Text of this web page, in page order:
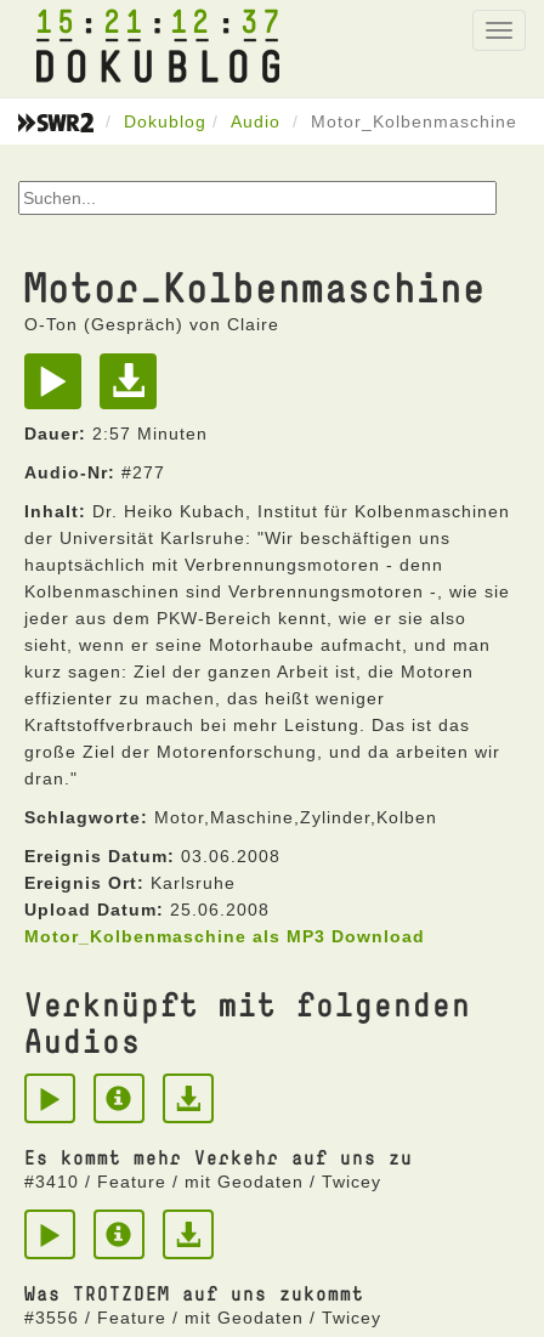
15 21 12 37
Dokublog Audio Motor_Kolbenmaschine
Motor_Kolbenmaschine
O-Ton (Gespräch) von Claire
Dauer: 2:57 Minuten
Audio-Nr: #277
Inhalt: Dr. Heiko Kubach, Institut für Kolbenmaschinen
der Universität Karlsruhe: "Wir beschäftigen uns
hauptsächlich mit Verbrennungsmotoren - denn
Kolbenmaschinen sind Verbrennungsmotoren -, wie sie
jeder aus dem PKW-Bereich kennt, wie er sie also
sieht, wenn er seine Motorhaube aufmacht, und man
kurz sagen: Ziel der ganzen Arbeit ist, die Motoren
effizienter zu machen, das heißt weniger
Kraftstoffverbrauch bei mehr Leistung. Das ist das
große Ziel der Motorenforschung, und da arbeiten wir
dran."
Schlagworte: Motor,Maschine,Zylinder,Kolben
Ereignis Datum: 03.06.2008
Ereignis Ort: Karlsruhe
Upload Datum: 25.06.2008
Motor_Kolbenmaschine als MP3 Download
Verknüpft mit folgenden
Audios
Es kommt mehr Verkehr auf uns zu
#3410 / Feature / mit Geodaten / Twicey
Was TROTZDEM auf uns zukommt
#3556 / Feature / mit Geodaten / Twicey